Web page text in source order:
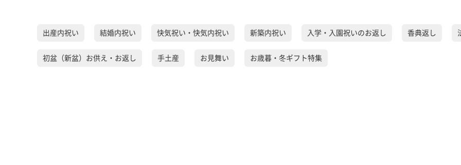
出産内祝い 結婚内祝い 快気祝い・快気内祝い 新築内祝い 入学・入園祝いのお返し 香典返し
初盆（新盆）お供え・お返し 手土産 お見舞い お歳暮・冬ギフト特集